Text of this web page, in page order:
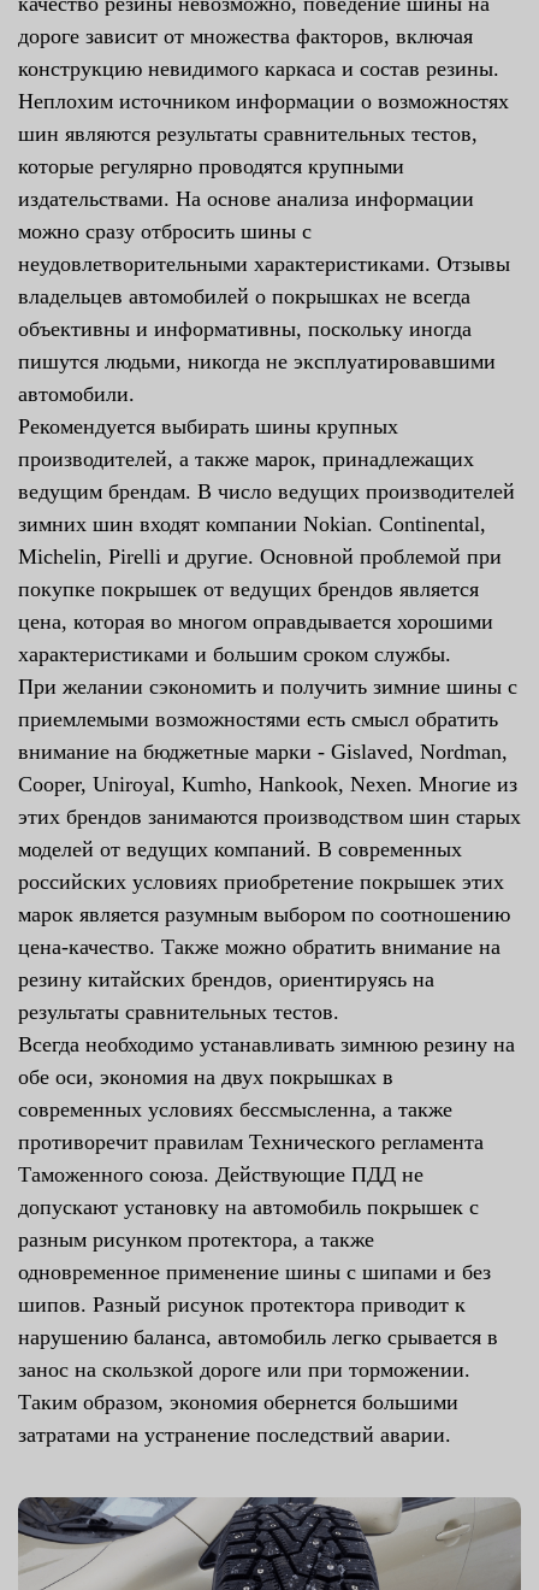
дороге зависит от множества факторов, включая
конструкцию невидимого каркаса и состав резины.
Неплохим источником информации о возможностях
шин являются результаты сравнительных тестов,
которые регулярно проводятся крупными
издательствами. На основе анализа информации
можно сразу отбросить шины с
неудовлетворительными характеристиками. Отзывы
владельцев автомобилей о покрышках не всегда
объективны и информативны, поскольку иногда
пишутся людьми, никогда не эксплуатировавшими
автомобили.
Рекомендуется выбирать шины крупных
производителей, а также марок, принадлежащих
ведущим брендам. В число ведущих производителей
зимних шин входят компании Nokian. Continental,
Michelin, Pirelli и другие. Основной проблемой при
покупке покрышек от ведущих брендов является
цена, которая во многом оправдывается хорошими
характеристиками и большим сроком службы.
При желании сэкономить и получить зимние шины с
приемлемыми возможностями есть смысл обратить
внимание на бюджетные марки - Gislaved, Nordman,
Cooper, Uniroyal, Kumho, Hankook, Nexen. Многие из
этих брендов занимаются производством шин старых
моделей от ведущих компаний. В современных
российских условиях приобретение покрышек этих
марок является разумным выбором по соотношению
цена-качество. Также можно обратить внимание на
резину китайских брендов, ориентируясь на
результаты сравнительных тестов.
Всегда необходимо устанавливать зимнюю резину на
обе оси, экономия на двух покрышках в
современных условиях бессмысленна, а также
противоречит правилам Технического регламента
Таможенного союза. Действующие ПДД не
допускают установку на автомобиль покрышек с
разным рисунком протектора, а также
одновременное применение шины с шипами и без
шипов. Разный рисунок протектора приводит к
нарушению баланса, автомобиль легко срывается в
занос на скользкой дороге или при торможении.
Таким образом, экономия обернется большими
затратами на устранение последствий аварии.